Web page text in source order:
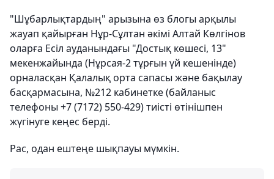
"Шұбарлықтардың" арызына өз блогы арқылы
жауап қайырған Нұр-Сұлтан әкімі Алтай Көлгінов
оларға Есіл ауданындағы "Достық көшесі, 13"
мекенжайында (Нұрсая-2 тұрғын үй кешенінде)
орналасқан Қалалық орта сапасы және бақылау
басқармасына, №212 кабинетке (байланыс
телефоны +7 (7172) 550-429) тиісті өтінішпен
жүгінуге кеңес берді.
Рас, одан ештеңе шықпауы мүмкін.